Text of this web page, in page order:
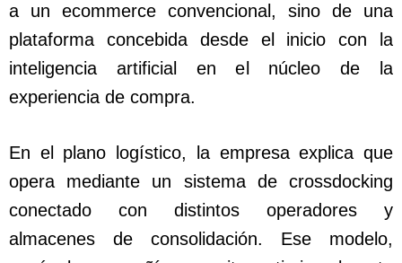
a un ecommerce convencional, sino de una
plataforma concebida desde el inicio con la
inteligencia artificial en el núcleo de la
experiencia de compra.
En el plano logístico, la empresa explica que
opera mediante un sistema de crossdocking
conectado con distintos operadores y
almacenes de consolidación. Ese modelo,